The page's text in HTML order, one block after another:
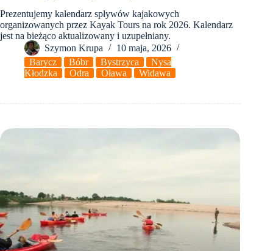
Prezentujemy kalendarz spływów kajakowych
organizowanych przez Kayak Tours na rok 2026. Kalendarz
jest na bieżąco aktualizowany i uzupełniany.
Szymon Krupa
10 maja, 2026
Barycz
Bóbr Bystrzyca
Nysa
Kłodzka
Odra Oława Widawa